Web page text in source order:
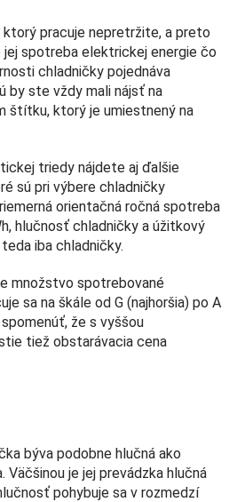
ktorý pracuje nepretržite, a preto
jej spotreba elektrickej energie čo
chladničky pojednáva
by ste vždy mali nájsť na
štítku, ktorý je umiestnený na
triedy nájdete aj ďalšie
sú pri výbere chladničky
orientačná ročná spotreba
hlučnosť chladničky a úžitkový
iba chladničky.
množstvo spotrebované
sa na škále od G (najhoršia) po A
že s vyššou
tiež obstarávacia cena
býva podobne hlučná ako
Väčšinou je jej prevádzka hlučná
pohybuje sa v rozmedzí